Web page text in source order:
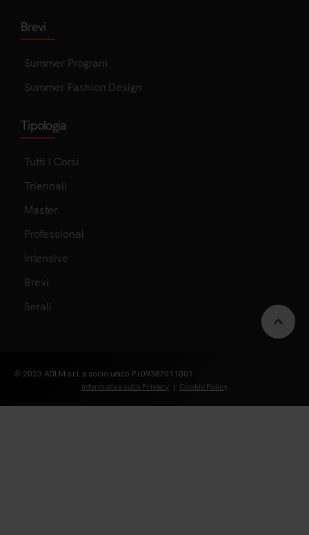
Brevi
Summer Program
Summer Fashion Design
Tipologia
Tutti I Corsi
Triennali
Master
Professional
Intensive
Brevi
Serali
© 2023 ADLM s.r.l. a socio unico P.I.09387011001
Informativa sulla Privacy| Cookie Policy